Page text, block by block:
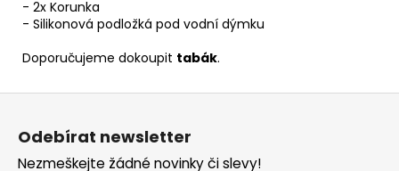
- 2x Korunka
- Silikonová podložká pod vodní dýmku
Doporučujeme dokoupit tabák.
Odebírat newsletter
Nezmeškejte žádné novinky či slevy!